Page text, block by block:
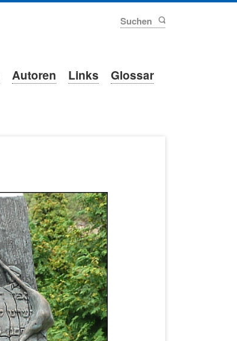
Autoren Links Glossar